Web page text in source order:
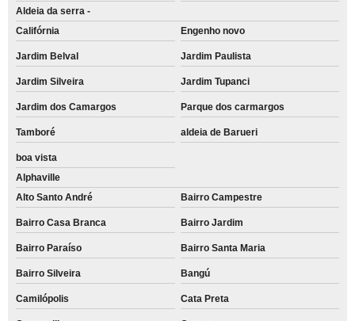
Aldeia da serra -
Califórnia
Engenho novo
Jardim Belval Jardim Paulista
Jardim Silveira Jardim Tupanci
Jardim dos Camargos Parque dos carmargos
Tamboré aldeia de Barueri
boa vista
Alphaville
Alto Santo André
Bairro Campestre
Bairro Casa Branca Bairro Jardim
Bairro Paraíso Bairro Santa Maria
Bairro Silveira Bangú
Camilópolis Cata Preta